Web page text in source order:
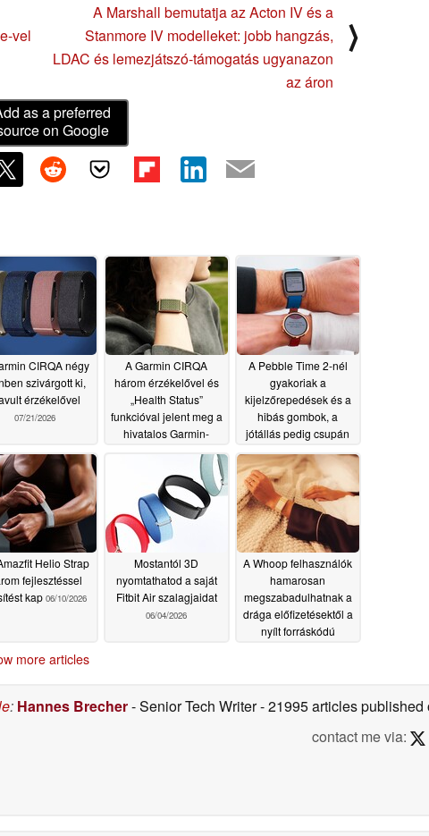
vel
A Marshall bemutatja az Acton IV és a
Stanmore IV modelleket: jobb hangzás,
LDAC és lemezjátszó-támogatás ugyanazon
az áron
⟩
as a preferred
on Google
CIRQA négy
szivárgott ki,
érzékelővel
07/21/2026
A Garmin CIRQA
három érzékelővel és
„Health Status”
funkcióval jelent meg a
hivatalos Garmin-
07/16/2026
A Pebble Time 2-nél
gyakoriak a
kijelzőrepedések és a
hibás gombok, a
jótállás pedig csupán
07/13/2026
Helio Strap
fejlesztéssel
kap 06/10/2026
Mostantól 3D
nyomtathatod a saját
Fitbit Air szalagjaidat
06/04/2026
A Whoop felhasználók
hamarosan
megszabadulhatnak a
drága előfizetésektől a
nyílt forráskódú
more articles
: Hannes Brecher- Senior Tech Writer- 21995 articles
contact me via: